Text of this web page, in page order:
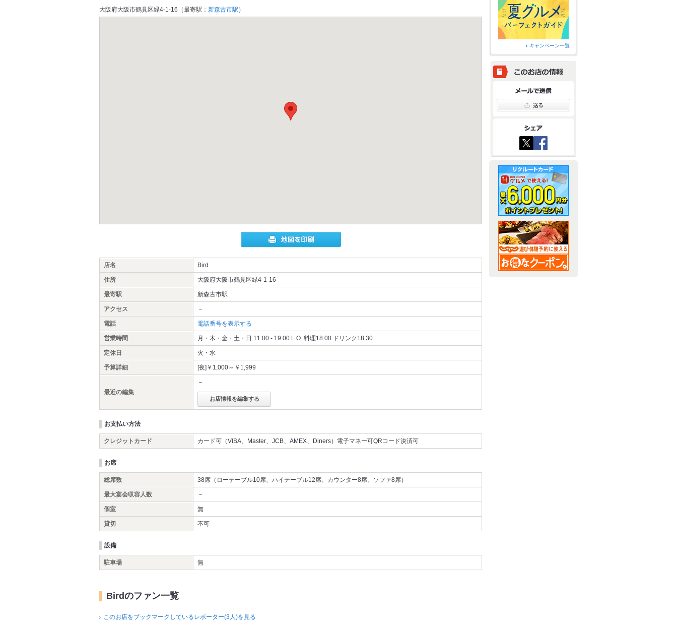
大阪府大阪市鶴見区緑4-1-16（最寄駅： 新森古市駅 ）
店名 Bird
住所 大阪府大阪市鶴見区緑4-1-16
最寄駅 新森古市駅
アクセス －
電話 電話番号を表示する
営業時間 月・木・金・土・日 11:00 - 19:00 L.O. 料理18:00 ドリンク18:30
定休日 火・水
予算詳細 [夜]￥1,000～￥1,999
最近の編集
－
お店情報を編集する
お支払い方法
クレジットカード カード可（VISA、Master、JCB、AMEX、Diners）電子マネー可QRコード決済可
お席
総席数 38席（ローテーブル10席、ハイテーブル12席、カウンター8席、ソファ8席）
最大宴会収容人数 －
個室 無
貸切 不可
設備
駐車場 無
Birdのファン一覧
このお店をブックマークしているレポーター(3人)を見る
キャンペーン一覧